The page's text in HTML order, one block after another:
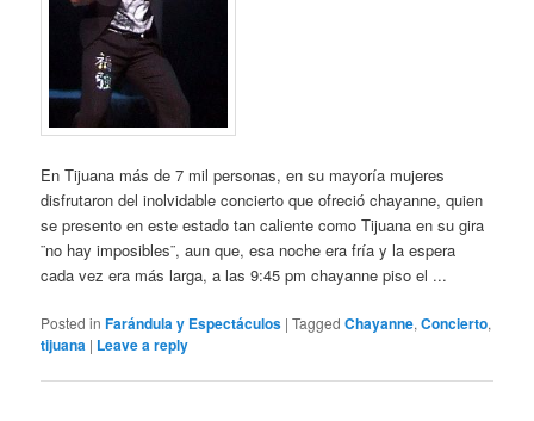
En Tijuana más de 7 mil personas, en su mayoría mujeres
disfrutaron del inolvidable concierto que ofreció chayanne, quien
se presento en este estado tan caliente como Tijuana en su gira
¨no hay imposibles¨, aun que, esa noche era fría y la espera
cada vez era más larga, a las 9:45 pm chayanne piso el ...
Posted in Farándula y Espectáculos |Tagged Chayanne,Concierto,
tijuana | Leave a reply